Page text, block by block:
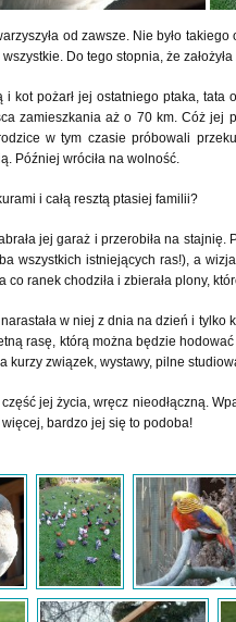
od zawsze. Nie było
Do tego stopnia, że założyła
i kot pożarł jej ostatniego ptaka,
zamieszkania aż o 70 km. Cóż jej
w tym czasie próbowali
Później wróciła na wolność.
i całą resztą ptasiej familii?
jej garaż i przerobiła na
wszystkich istniejących ras!), a
co ranek chodziła i zbierała plony,
w niej z dnia na dzień i
rasę, którą można będzie
kurzy związek, wystawy, pilne
jej życia, wręcz nieodłączną.
bardzo jej się to podoba!